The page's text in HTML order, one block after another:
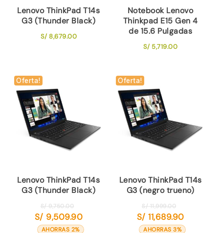
Lenovo ThinkPad T14s
G3 (Thunder Black)
S/8,679.00
Notebook Lenovo
Thinkpad E15 Gen 4
de 15.6 Pulgadas
S/5,719.00
Oferta!
Lenovo ThinkPad T14s
G3 (Thunder Black)
S/9,750.00
precio
original
S/ 9,509.90El
precio
AHORRAS 2%
Oferta!
Lenovo ThinkPad T14s
G3 (negro trueno)
S/11,999.00
precio
original
S/ 11,689.90El
precio
AHORRAS 3%